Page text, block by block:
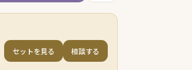
セットを見る 相談する